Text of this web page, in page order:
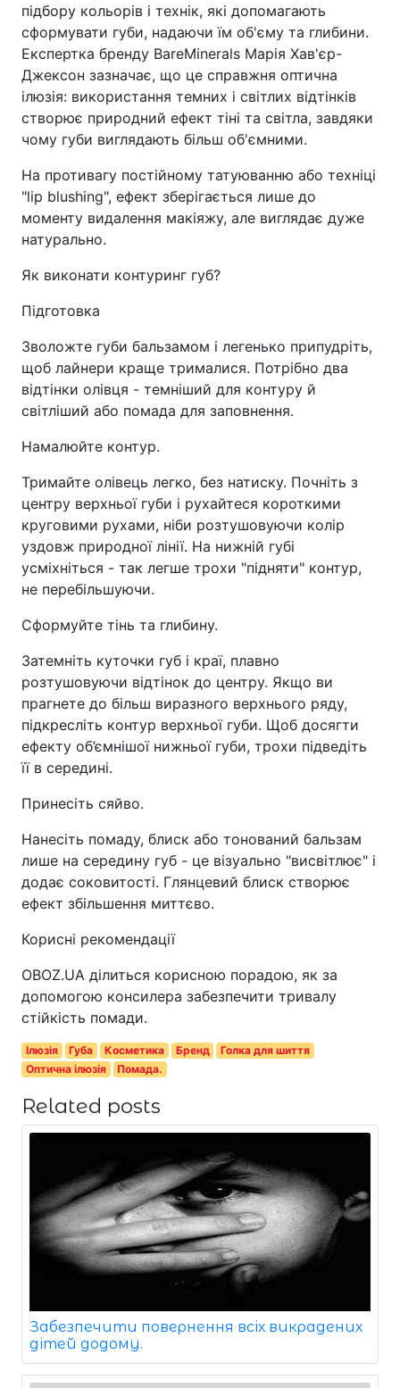
підбору кольорів і технік, які допомагають
сформувати губи, надаючи їм об'єму та глибини.
Експертка бренду BareMinerals Марія Хав'єр-
Джексон зазначає, що це справжня оптична
ілюзія: використання темних і світлих відтінків
створює природний ефект тіні та світла, завдяки
чому губи виглядають більш об'ємними.
На противагу постійному татуюванню або техніці
"lip blushing", ефект зберігається лише до
моменту видалення макіяжу, але виглядає дуже
натурально.
Як виконати контуринг губ?
Підготовка
Зволожте губи бальзамом і легенько припудріть,
щоб лайнери краще трималися. Потрібно два
відтінки олівця - темніший для контуру й
світліший або помада для заповнення.
Намалюйте контур.
Тримайте олівець легко, без натиску. Почніть з
центру верхньої губи і рухайтеся короткими
круговими рухами, ніби розтушовуючи колір
уздовж природної лінії. На нижній губі
усміхніться - так легше трохи "підняти" контур,
не перебільшуючи.
Сформуйте тінь та глибину.
Затемніть куточки губ і краї, плавно
розтушовуючи відтінок до центру. Якщо ви
прагнете до більш виразного верхнього ряду,
підкресліть контур верхньої губи. Щоб досягти
ефекту об’ємнішої нижньої губи, трохи підведіть
її в середині.
Принесіть сяйво.
Нанесіть помаду, блиск або тонований бальзам
лише на середину губ - це візуально "висвітлює" і
додає соковитості. Глянцевий блиск створює
ефект збільшення миттєво.
Корисні рекомендації
OBOZ.UA ділиться корисною порадою, як за
допомогою консилера забезпечити тривалу
стійкість помади.
Ілюзія Губа Косметика Бренд
Голка для шиття
Оптична ілюзія
Помада.
Related posts
Забезпечити повернення всіх викрадених
дітей додому.